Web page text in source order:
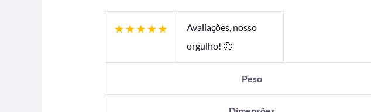
Avaliações, nosso
orgulho! 🙂
Peso